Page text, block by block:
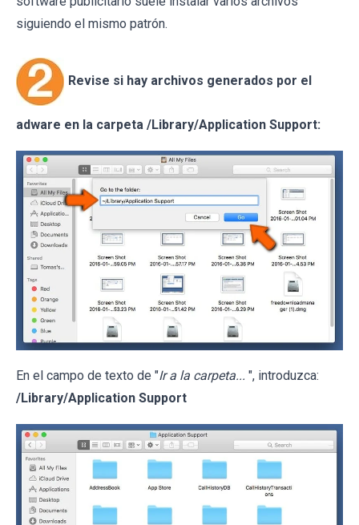
siguiendo el mismo patrón.
Revise si hay archivos generados por el
adware en la carpeta /Library/Application Support:
En el campo de texto de "Ir a la carpeta... ", introduzca:
/Library/Application Support